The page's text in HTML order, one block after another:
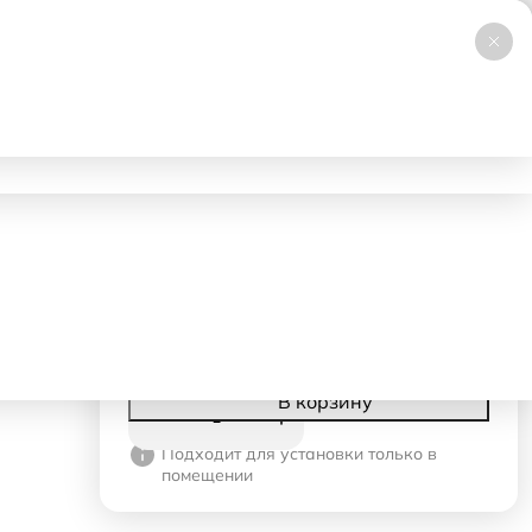
Заказать звонок
НОВИНКА
В корзинуКорзина
Подходит для установки только в
помещении